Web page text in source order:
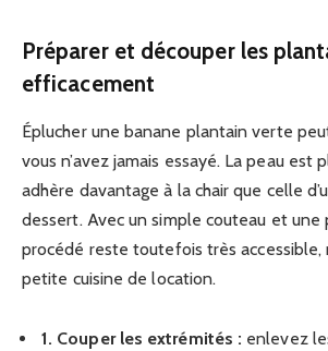
Préparer et découper les
efficacement
Éplucher une banane plantain verte
vous n’avez jamais essayé. La peau est
adhère davantage à la chair que celle
dessert. Avec un simple couteau et une
procédé reste toutefois très accessible,
petite cuisine de location.
1. Couper les extrémités : enlevez